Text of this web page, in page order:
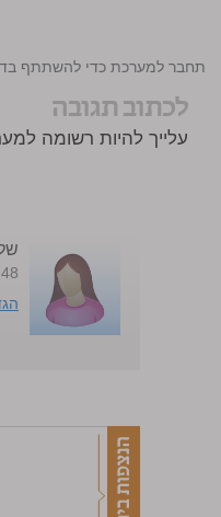
התחבר למערכת כדי להשתתף
לכתוב תגובה
עלייך להיות רשומה
48 תגובות. 0 כתבות.